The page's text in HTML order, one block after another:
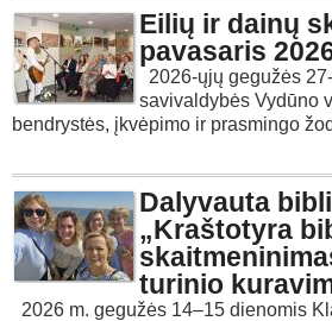
Eilių ir dainų
pavasaris
2026-ųjų gegužės
savivaldybės Vydūno
bendrystės, įkvėpimo ir prasmingo
Dalyvauta
„Kraštotyra
turinio
2026 m. gegužės 14–15 dienomis